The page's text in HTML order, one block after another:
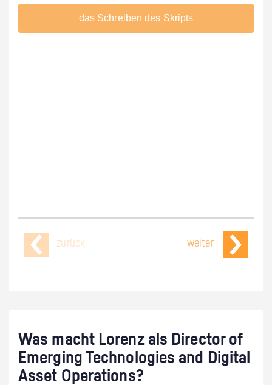
zurück weiter
Was macht Lorenz als Director of
Emerging Technologies and Digital
Asset Operations?